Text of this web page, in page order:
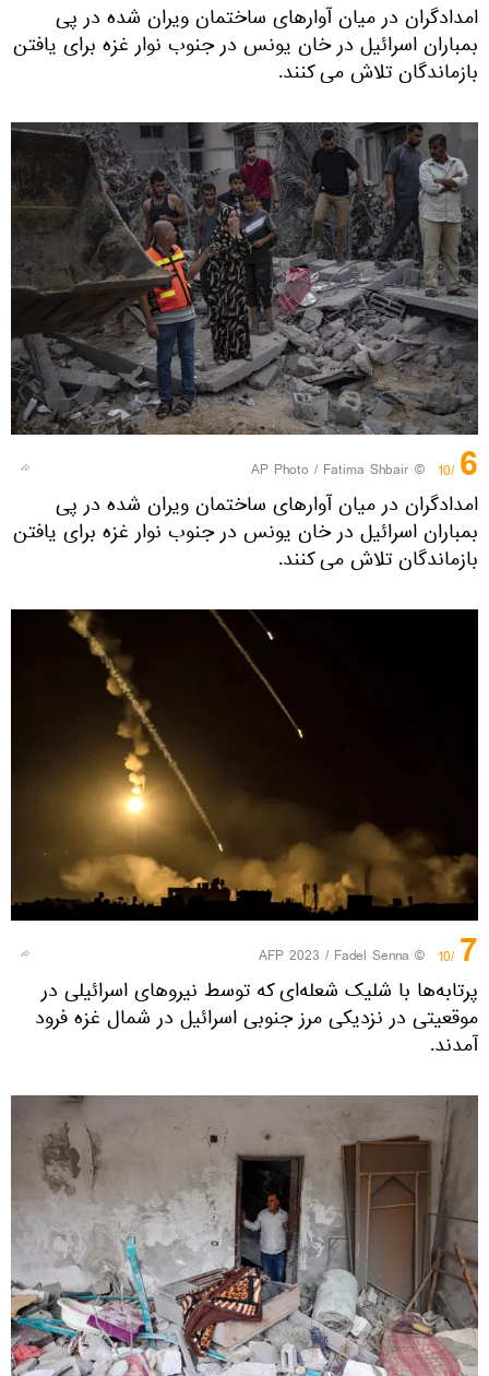
امدادگران در میان آوارهای ساختمان ویران شده در پی
بمباران اسرائیل در خان یونس در جنوب نوار غزه برای یافتن
بازماندگان تلاش می کنند.
6
/10
© AP Photo / Fatima Shbair
امدادگران در میان آوارهای ساختمان ویران شده در پی
بمباران اسرائیل در خان یونس در جنوب نوار غزه برای یافتن
بازماندگان تلاش می کنند.
7
/10
© AFP 2023 / Fadel Senna
پرتابه‌ها با شلیک شعله‌ای که توسط نیروهای اسرائیلی در
موقعیتی در نزدیکی مرز جنوبی اسرائیل در شمال غزه فرود
آمدند.